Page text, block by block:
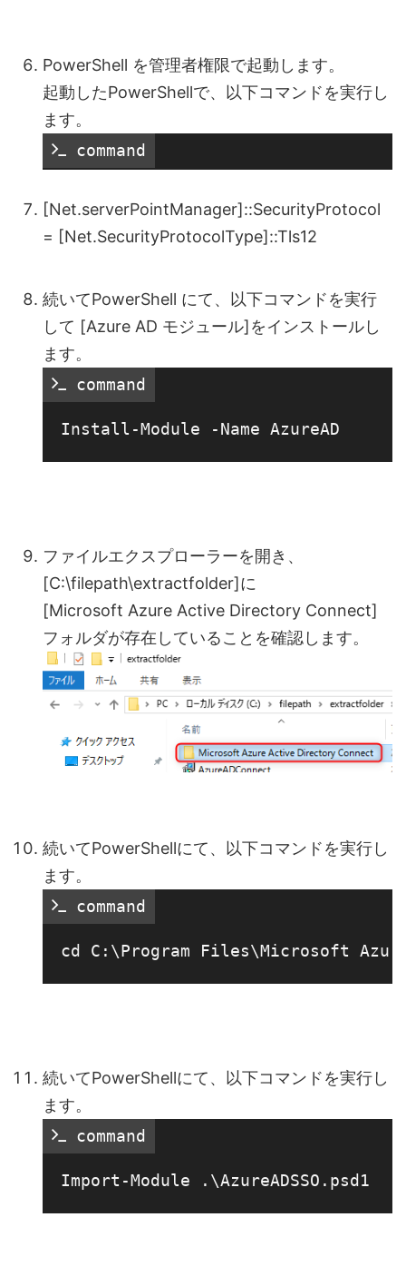
PowerShell を管理者権限で起動します。
起動したPowerShellで、以下コマンドを実行し
ます。
command
[Net.serverPointManager]::SecurityProtocol
= [Net.SecurityProtocolType]::Tls12
続いてPowerShell にて、以下コマンドを実行
して [Azure AD モジュール]をインストールし
ます。
command
ファイルエクスプローラーを開き、
[C:\filepath\extractfolder]に
[Microsoft Azure Active Directory Connect]
フォルダが存在していることを確認します。
続いてPowerShellにて、以下コマンドを実行し
ます。
command
続いてPowerShellにて、以下コマンドを実行し
ます。
command